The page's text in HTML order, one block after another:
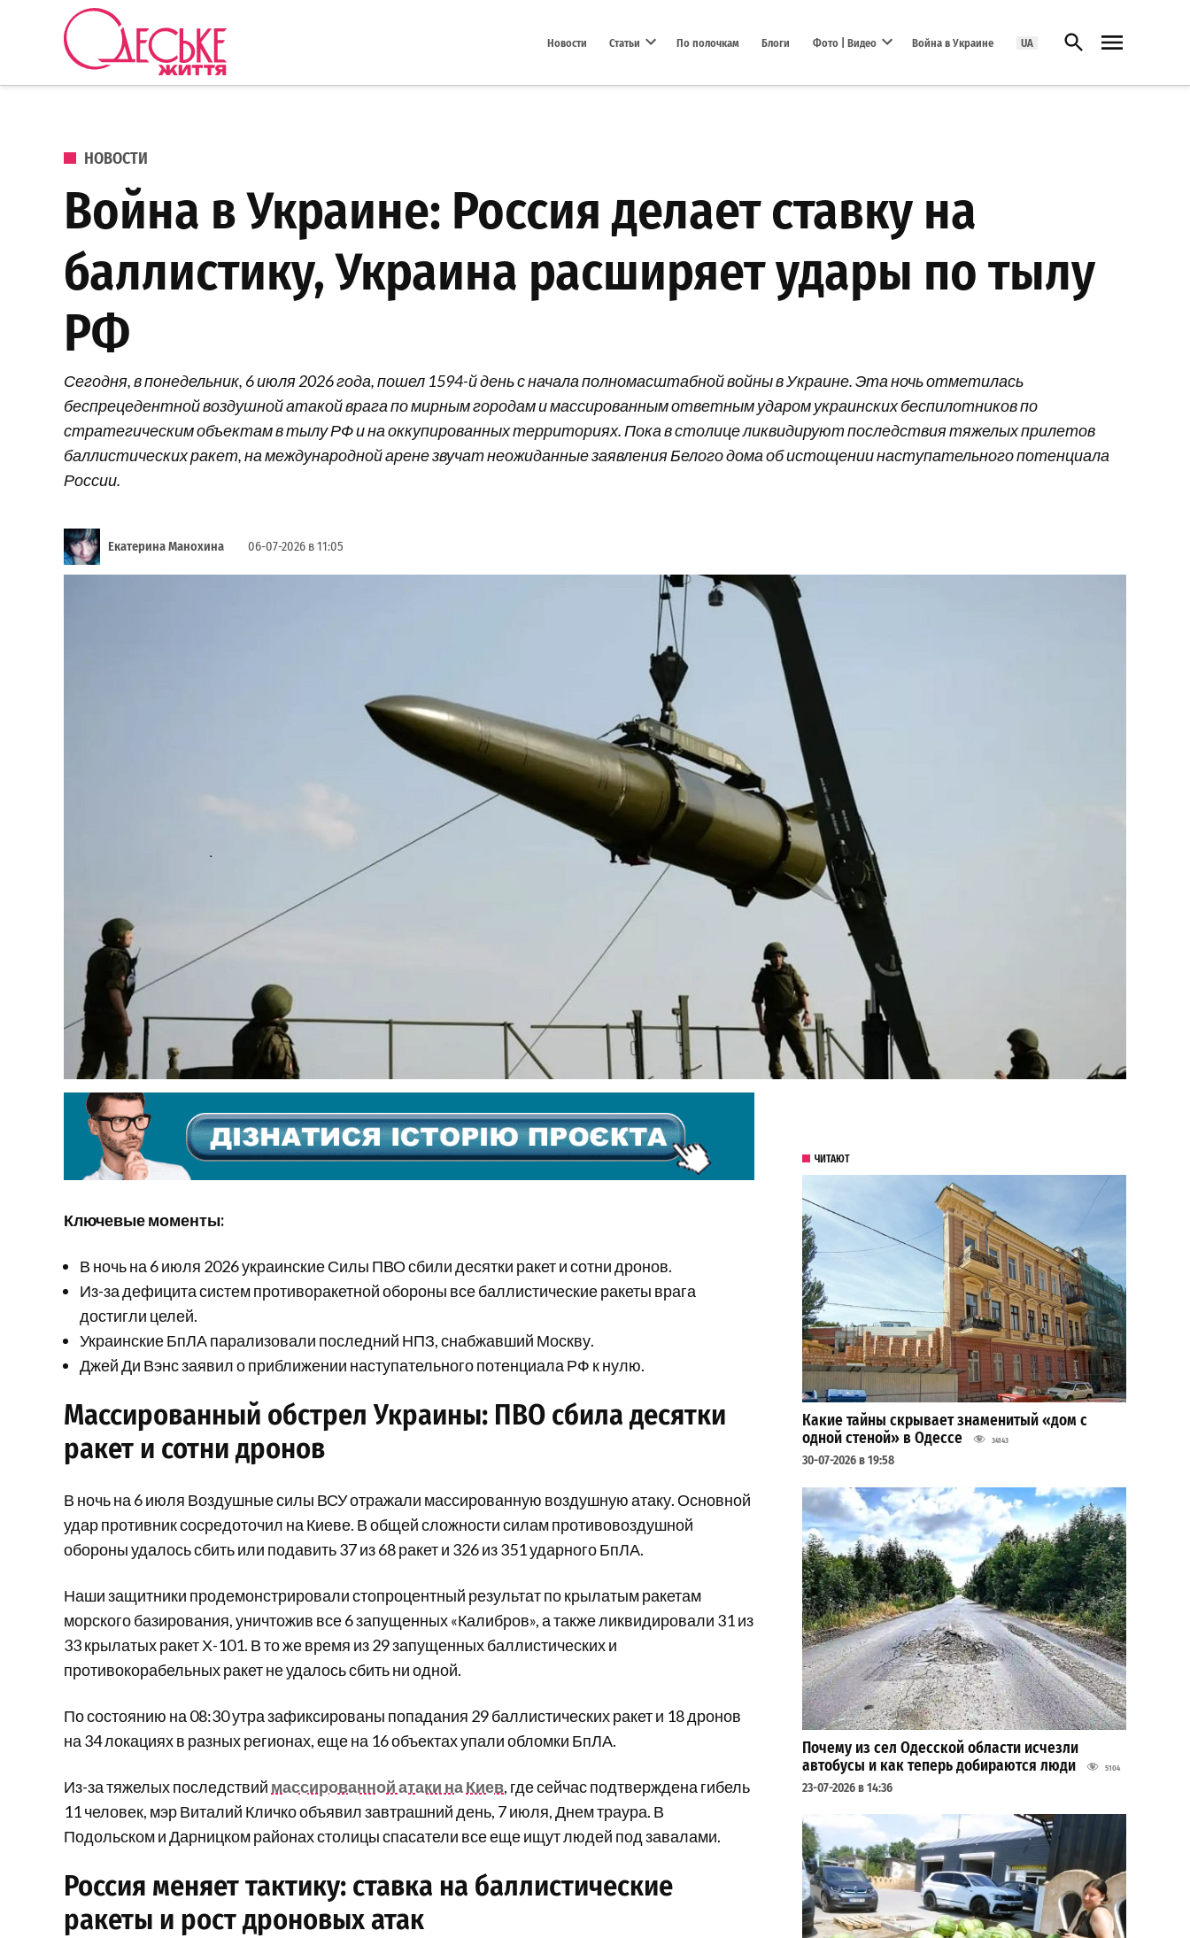
Перейти к содержанию
Новости Статьи По полочкам Блоги Фото | Видео Война в Украине UA Открыть поиск
ОПУБЛИКОВАНО В
НОВОСТИ
Война в Украине: Россия делает ставку на
баллистику, Украина расширяет удары по тылу
РФ
Сегодня, в понедельник, 6 июля 2026 года, пошел 1594-й день с начала полномасштабной войны в Украине. Эта ночь отметилась
беспрецедентной воздушной атакой врага по мирным городам и массированным ответным ударом украинских беспилотников по
стратегическим объектам в тылу РФ и на оккупированных территориях. Пока в столице ликвидируют последствия тяжелых прилетов
баллистических ракет, на международной арене звучат неожиданные заявления Белого дома об истощении наступательного потенциала
России.
Екатерина Манохина 06-07-2026 в 11:05
Ключевые моменты:
В ночь на 6 июля 2026 украинские Силы ПВО сбили десятки ракет и сотни дронов.
Из-за дефицита систем противоракетной обороны все баллистические ракеты врага
достигли целей.
Украинские БпЛА парализовали последний НПЗ, снабжавший Москву.
Джей Ди Вэнс заявил о приближении наступательного потенциала РФ к нулю.
Массированный обстрел Украины: ПВО сбила десятки
ракет и сотни дронов
В ночь на 6 июля Воздушные силы ВСУ отражали массированную воздушную атаку. Основной
удар противник сосредоточил на Киеве. В общей сложности силам противовоздушной
обороны удалось сбить или подавить 37 из 68 ракет и 326 из 351 ударного БпЛА.
Наши защитники продемонстрировали стопроцентный результат по крылатым ракетам
морского базирования, уничтожив все 6 запущенных «Калибров», а также ликвидировали 31 из
33 крылатых ракет Х-101. В то же время из 29 запущенных баллистических и
противокорабельных ракет не удалось сбить ни одной.
По состоянию на 08:30 утра зафиксированы попадания 29 баллистических ракет и 18 дронов
на 34 локациях в разных регионах, еще на 16 объектах упали обломки БпЛА.
Из-за тяжелых последствий массированной атаки на Киев, где сейчас подтверждена гибель
11 человек, мэр Виталий Кличко объявил завтрашний день, 7 июля, Днем траура. В
Подольском и Дарницком районах столицы спасатели все еще ищут людей под завалами.
Россия меняет тактику: ставка на баллистические
ракеты и рост дроновых атак
ЧИТАЮТ
Какие тайны скрывает знаменитый «дом с
одной стеной» в Одессе
34143
30-07-2026 в 19:58
Почему из сел Одесской области исчезли
автобусы и как теперь добираются люди
5104
23-07-2026 в 14:36